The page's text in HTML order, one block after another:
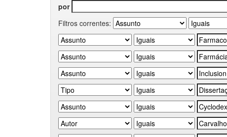
por
Filtros correntes: